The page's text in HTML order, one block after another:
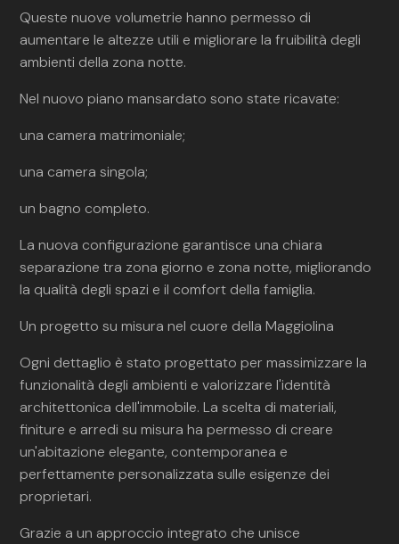
Queste nuove volumetrie hanno permesso di
aumentare le altezze utili e migliorare la fruibilità degli
ambienti della zona notte.
Nel nuovo piano mansardato sono state ricavate:
una camera matrimoniale;
una camera singola;
un bagno completo.
La nuova configurazione garantisce una chiara
separazione tra zona giorno e zona notte, migliorando
la qualità degli spazi e il comfort della famiglia.
Un progetto su misura nel cuore della Maggiolina
Ogni dettaglio è stato progettato per massimizzare la
funzionalità degli ambienti e valorizzare l'identità
architettonica dell'immobile. La scelta di materiali,
finiture e arredi su misura ha permesso di creare
un'abitazione elegante, contemporanea e
perfettamente personalizzata sulle esigenze dei
proprietari.
Grazie a un approccio integrato che unisce